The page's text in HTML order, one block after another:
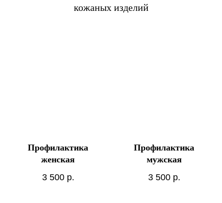
кожаных изделий
Профилактика
женская
3 500 р.
Профилактика
мужская
3 500 р.